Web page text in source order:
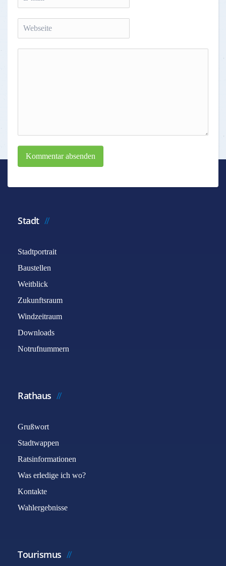
Kommentar absenden
Stadt
Stadtportrait
Baustellen
Weitblick
Zukunftsraum
Windzeitraum
Downloads
Notrufnummern
Rathaus
Grußwort
Stadtwappen
Ratsinformationen
Was erledige ich wo?
Kontakte
Wahlergebnisse
Tourismus